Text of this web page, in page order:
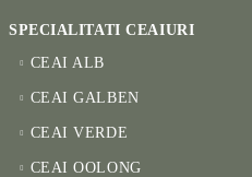
SPECIALITATI CEAIURI
CEAI ALB
CEAI GALBEN
CEAI VERDE
CEAI OOLONG